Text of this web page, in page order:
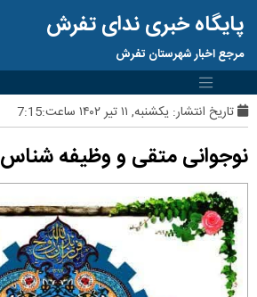
پایگاه خبری ندای تفرش
مرجع اخبار شهرستان تفرش
تاریخ انتشار: یکشنبه, ۱۱ تیر ۱۴۰۲ ساعت:7:15
نوجوانی متقی و وظیفه شناس